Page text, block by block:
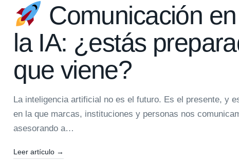
Comunicación
la IA: ¿estás
que viene?
La inteligencia artificial no es el futuro. Es el presente, y
en la que marcas, instituciones y personas nos
asesorando a…
Leer artículo →